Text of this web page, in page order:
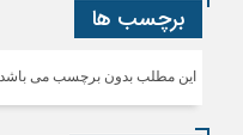
برچسب ها
این مطلب بدون برچسب می باشد.